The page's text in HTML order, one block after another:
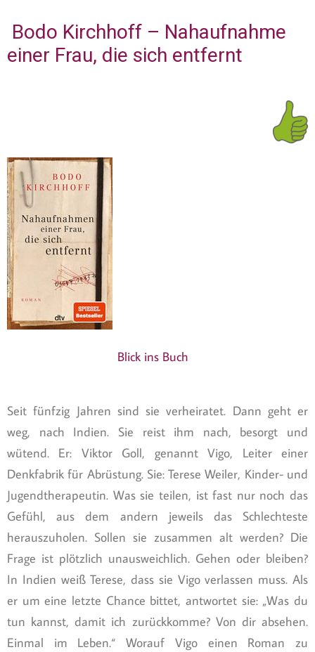
Bodo Kirchhoff – Nahaufnahme
einer Frau, die sich entfernt
Blick ins Buch
Seit fünfzig Jahren sind sie verheiratet. Dann geht er
weg, nach Indien. Sie reist ihm nach, besorgt und
wütend. Er: Viktor Goll, genannt Vigo, Leiter einer
Denkfabrik für Abrüstung. Sie: Terese Weiler, Kinder- und
Jugendtherapeutin. Was sie teilen, ist fast nur noch das
Gefühl, aus dem andern jeweils das Schlechteste
herauszuholen. Sollen sie zusammen alt werden? Die
Frage ist plötzlich unausweichlich. Gehen oder bleiben?
In Indien weiß Terese, dass sie Vigo verlassen muss. Als
er um eine letzte Chance bittet, antwortet sie: „Was du
tun kannst, damit ich zurückkomme? Von dir absehen.
Einmal im Leben.“ Worauf Vigo einen Roman zu